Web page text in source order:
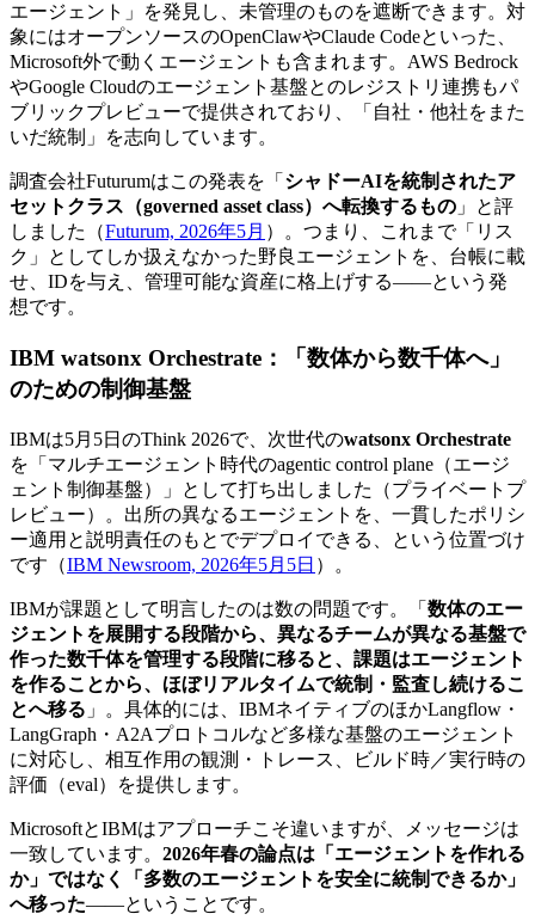
エージェント」を発見し、未管理のものを遮断できます。対
象にはオープンソースのOpenClawやClaude Codeといった、
Microsoft外で動くエージェントも含まれます。AWS Bedrock
やGoogle Cloudのエージェント基盤とのレジストリ連携もパ
ブリックプレビューで提供されており、「自社・他社をまた
いだ統制」を志向しています。
調査会社Futurumはこの発表を「 シャドーAIを統制されたア
セットクラス（governed asset class）へ転換するもの 」と評
しました（Futurum, 2026年5月 ）。つまり、これまで「リス
ク」としてしか扱えなかった野良エージェントを、台帳に載
せ、IDを与え、管理可能な資産に格上げする——という発
想です。
IBM watsonx Orchestrate：「数体から数千体へ」
のための制御基盤
IBMは5月5日のThink 2026で、次世代のwatsonx Orchestrate
を「マルチエージェント時代のagentic control plane（エージ
ェント制御基盤）」として打ち出しました（プライベートプ
レビュー）。出所の異なるエージェントを、一貫したポリシ
ー適用と説明責任のもとでデプロイできる、という位置づけ
です（IBM Newsroom, 2026年5月5日 ）。
IBMが課題として明言したのは数の問題です。「 数体のエー
ジェントを展開する段階から、異なるチームが異なる基盤で
作った数千体を管理する段階に移ると、課題はエージェント
を作ることから、ほぼリアルタイムで統制・監査し続けるこ
とへ移る 」。具体的には、IBMネイティブのほかLangflow・
LangGraph・A2Aプロトコルなど多様な基盤のエージェント
に対応し、相互作用の観測・トレース、ビルド時／実行時の
評価（eval）を提供します。
MicrosoftとIBMはアプローチこそ違いますが、メッセージは
一致しています。 2026年春の論点は「エージェントを作れる
か」ではなく「多数のエージェントを安全に統制できるか」
へ移った——ということです。